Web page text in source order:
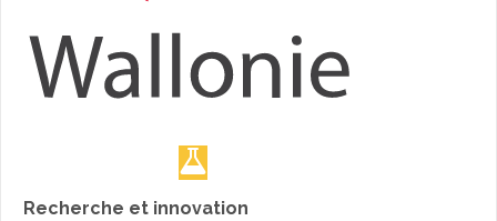
Recherche et innovation